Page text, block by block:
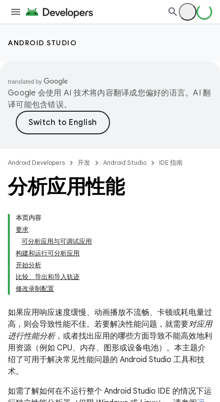
ANDROID STUDIO
Google 会使用 AI 技术将内容翻译成您偏好的语言。AI 翻
译可能包含错误。
Android Developers 开发 Android Studio IDE 指南
分析应用性能
本页内容
要求
可分析应用与可调试应用
构建和运行可分析应用
开始分析
比较、导出和导入轨迹
修改录制配置
如果应用响应速度缓慢、动画播放不流畅、卡顿或耗电量过
高，则会导致性能不佳。若要解决性能问题，就需要对应用
进行性能分析，或者找出应用的哪些方面导致不能高效地利
用资源（例如 CPU、内存、图形或设备电池）。本主题介
绍了可用于解决常见性能问题的 Android Studio 工具和技
术。
如需了解如何在不运行整个 Android Studio IDE 的情况下运